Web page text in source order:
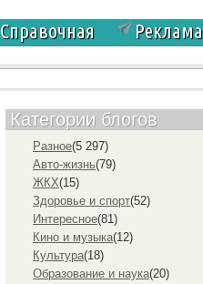
Справочная
Реклама
Категории блогов
Разное(5 297)
Авто-жизнь(79)
ЖКХ(15)
Здоровье и спорт(52)
Интересное(81)
Кино и музыка(12)
Культура(18)
Образование и наука(20)